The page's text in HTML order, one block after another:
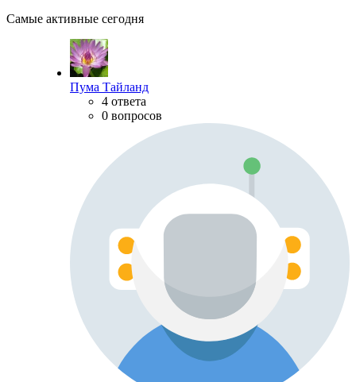
Самые активные сегодня
Пума Тайланд
4 ответа
0 вопросов